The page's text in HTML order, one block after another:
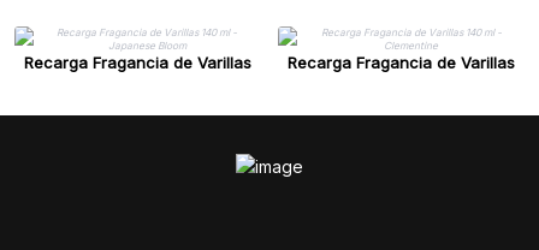
Recarga Fragancia de Varillas
Recarga Fragancia de Varillas